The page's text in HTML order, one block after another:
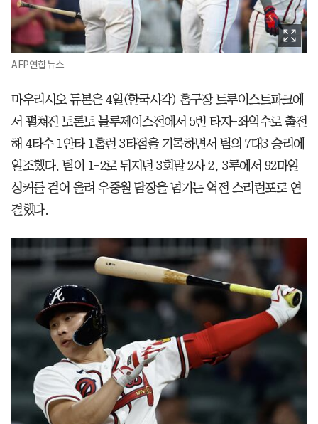
AFP연합뉴스
마우리시오 듀본은 4일(한국시각) 홈구장 트루이스트파크에
서 펼쳐진 토론토 블루제이스전에서 5번 타자-좌익수로 출전
해 4타수 1안타 1홈런 3타점을 기록하면서 팀의 7대3 승리에
일조했다. 팀이 1-2로 뒤지던 3회말 2사 2, 3루에서 92마일
싱커를 걷어 올려 우중월 담장을 넘기는 역전 스리런포로 연
결했다.